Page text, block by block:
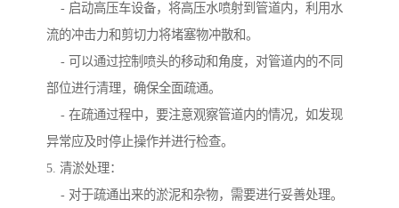
- 启动高压车设备，将高压水喷射到管道内，利用水
流的冲击力和剪切力将堵塞物冲散和。
- 可以通过控制喷头的移动和角度，对管道内的不同
部位进行清理，确保全面疏通。
- 在疏通过程中，要注意观察管道内的情况，如发现
异常应及时停止操作并进行检查。
5. 清淤处理：
- 对于疏通出来的淤泥和杂物，需要进行妥善处理。